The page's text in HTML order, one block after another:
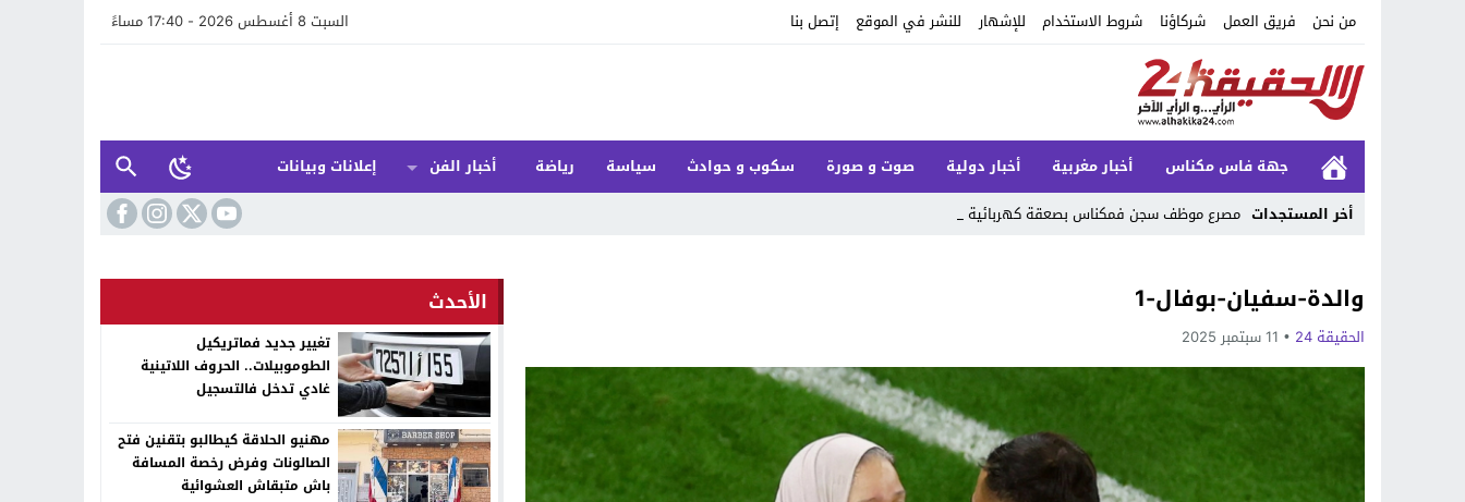
من نحن فريق العمل شركاؤنا شروط الاستخدام للإشهار للنشر في الموقع إتصل بنا السبت 8 أغسطس 2026 - 17:40 مساءً
جهة فاس مكناس أخبار مغربية أخبار دولية صوت و صورة سكوب و حوادث سياسة رياضة أخبار الفن
إعلانات وبيانات
أخر المستجدات مصرع موظف سجن فمكناس بصعقة كهربائية داخل د_
Previous
Next
والدة-سفيان-بوفال-1
الحقيقة 24 11 سبتمبر 2025
الأحدث
تغيير جديد فماتريكيل
الطوموبيلات.. الحروف اللاتينية
غادي تدخل فالتسجيل
مهنيو الحلاقة كيطالبو بتقنين فتح
الصالونات وفرض رخصة المسافة
باش متبقاش العشوائية